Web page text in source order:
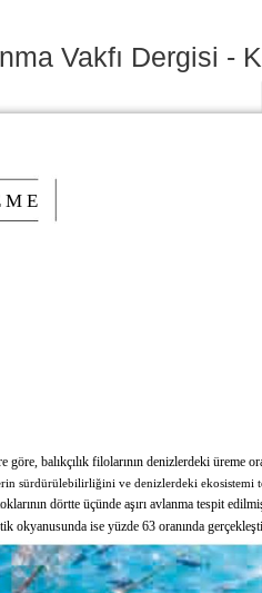
Vakfı Dergisi -
M E
göre, balıkçılık filolarının denizlerdeki üreme
sürdürülebilirliğini ve denizlerdeki ekosistemi
dörtte üçünde aşırı avlanma tespit
okyanusunda ise yüzde 63 oranında